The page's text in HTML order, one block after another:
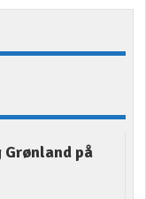
Grønland på